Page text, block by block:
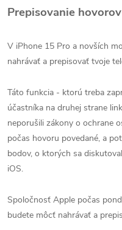
Prepisovanie hovorov
V iPhone 15 Pro a novších
nahrávať a prepisovať tvoje
Táto funkcia - ktorú treba
účastníka na druhej strane
neporušili zákony o ochrane
počas hovoru povedané, a
bodov, o ktorých sa
iOS.
Spoločnosť Apple počas
budete môcť nahrávať a